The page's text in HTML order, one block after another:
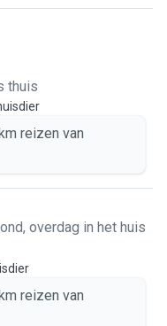
thuis
reizen van
overdag in het huis
reizen van